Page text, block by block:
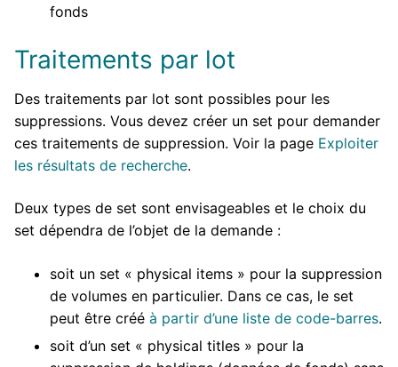
fonds
Traitements par lot
Des traitements par lot sont possibles pour les
suppressions. Vous devez créer un set pour demander
ces traitements de suppression. Voir la page Exploiter
les résultats de recherche.
Deux types de set sont envisageables et le choix du
set dépendra de l’objet de la demande :
soit un set « physical items » pour la suppression
de volumes en particulier. Dans ce cas, le set
peut être créé à partir d’une liste de code-barres.
soit d’un set « physical titles » pour la